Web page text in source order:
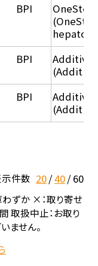
BPI
BPI
BPI
件数 20 40 60
ずか ×：取り寄せ
取扱中止：お取り
ません。